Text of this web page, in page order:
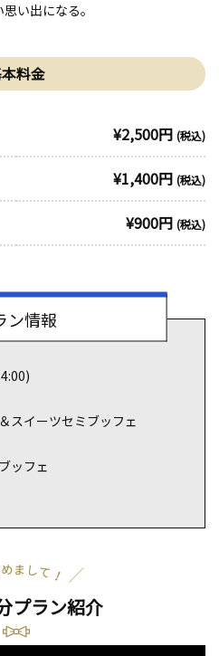
い出になる。
料金
¥2,500円 (税込)
¥1,400円 (税込)
¥900円 (税込)
ン情報
スイーツセミブッフェ
ッフェ
プラン紹介